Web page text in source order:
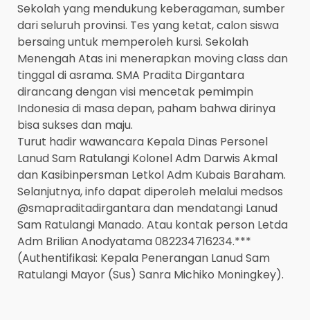
Sekolah yang mendukung keberagaman, sumber
dari seluruh provinsi. Tes yang ketat, calon siswa
bersaing untuk memperoleh kursi. Sekolah
Menengah Atas ini menerapkan moving class dan
tinggal di asrama. SMA Pradita Dirgantara
dirancang dengan visi mencetak pemimpin
Indonesia di masa depan, paham bahwa dirinya
bisa sukses dan maju.
Turut hadir wawancara Kepala Dinas Personel
Lanud Sam Ratulangi Kolonel Adm Darwis Akmal
dan Kasibinpersman Letkol Adm Kubais Baraham.
Selanjutnya, info dapat diperoleh melalui medsos
@smapraditadirgantara dan mendatangi Lanud
Sam Ratulangi Manado. Atau kontak person Letda
Adm Brilian Anodyatama 082234716234.***
(Authentifikasi: Kepala Penerangan Lanud Sam
Ratulangi Mayor (Sus) Sanra Michiko Moningkey).